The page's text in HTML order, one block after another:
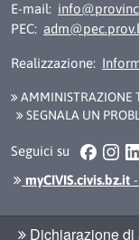
E-mail:
PEC:
Realizzazione:
AMMINISTRAZIONE
SEGNALA UN
Seguici su
myCIVIS.civis.bz.it
Dichiarazione di